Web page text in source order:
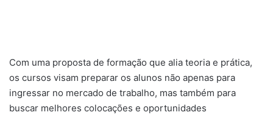
Com uma proposta de formação que alia teoria e prática,
os cursos visam preparar os alunos não apenas para
ingressar no mercado de trabalho, mas também para
buscar melhores colocações e oportunidades